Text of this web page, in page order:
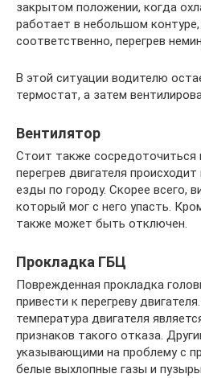
закрытом положении, когда
работает в небольшом
соответственно, перегрев
В этой ситуации водителю
термостат, а затем
Вентилятор
Стоит также сосредоточиться
перегрев двигателя
езды по городу. Скорее всего,
который мог с него упасть.
также может быть отключен.
Прокладка ГБЦ
Поврежденная прокладка
привести к перегреву
температура двигателя
признаков такого отказа.
указывающими на проблему с
белые выхлопные газы и